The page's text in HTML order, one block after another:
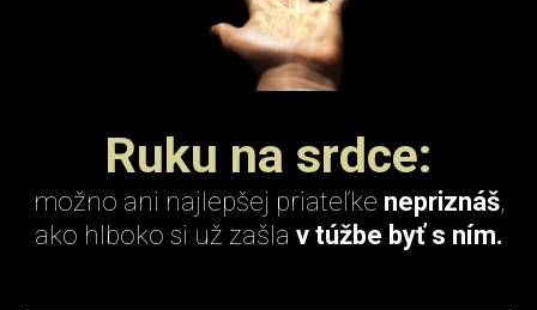
Ruku na srdce:
možno ani najlepšej priateľke nepriznáš,
ako hlboko si už zašla v túžbe byť s ním.